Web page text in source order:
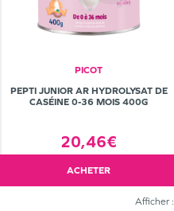
PICOT
PEPTI JUNIOR AR HYDROLYSAT DE
CASÉINE 0-36 MOIS 400G
20,46€
ACHETER
Afficher :